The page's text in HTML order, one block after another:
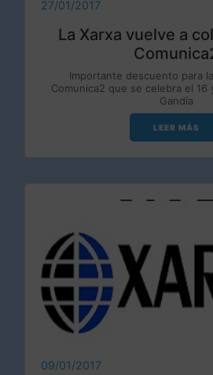
27/01/2017
La Xarxa vuelve a
Importante descuento para
Comunica2 que se celebra el 16
Gandía
LEER MÁS
09/01/2017